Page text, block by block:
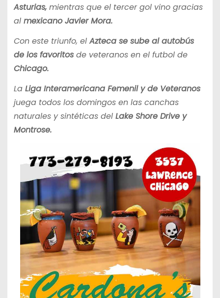
Asturias,mientras que el tercer gol vino gracias
al mexicano Javier Mora.
Con este triunfo, elAzteca se sube al autobús
de los favoritosde veteranos en el futbol de
Chicago.
La Liga Interamericana Femenil y de Veteranos
juega todos los domingos en las canchas
naturales y sintéticas del Lake Shore Drive y
Montrose.